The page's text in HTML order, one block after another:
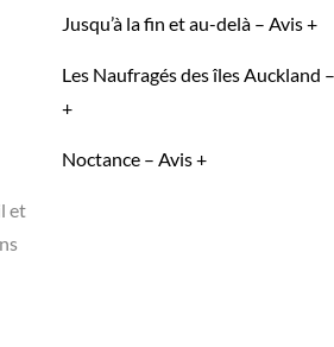
et
Jusqu’à la fin et au-delà – Avis +
Les Naufragés des îles Auckland
+
Noctance – Avis +